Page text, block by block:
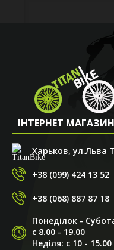
ІНТЕРНЕТ МАГАЗИН
Харьков, ул.Льва
+38 (099) 424 13 52
+38 (068) 887 87 18
Понеділок -
с 8.00 - 19.00
Неділя: с 10 - 15.00